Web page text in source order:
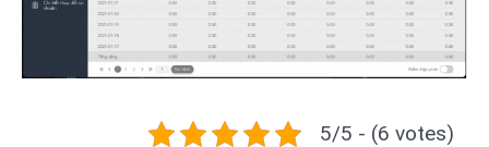
5/5 - (6 votes)